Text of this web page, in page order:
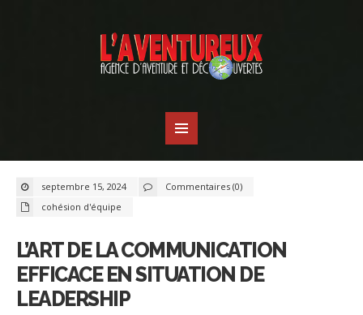
septembre 15, 2024
Commentaires (0)
cohésion d'équipe
L’ART DE LA COMMUNICATION
EFFICACE EN SITUATION DE
LEADERSHIP